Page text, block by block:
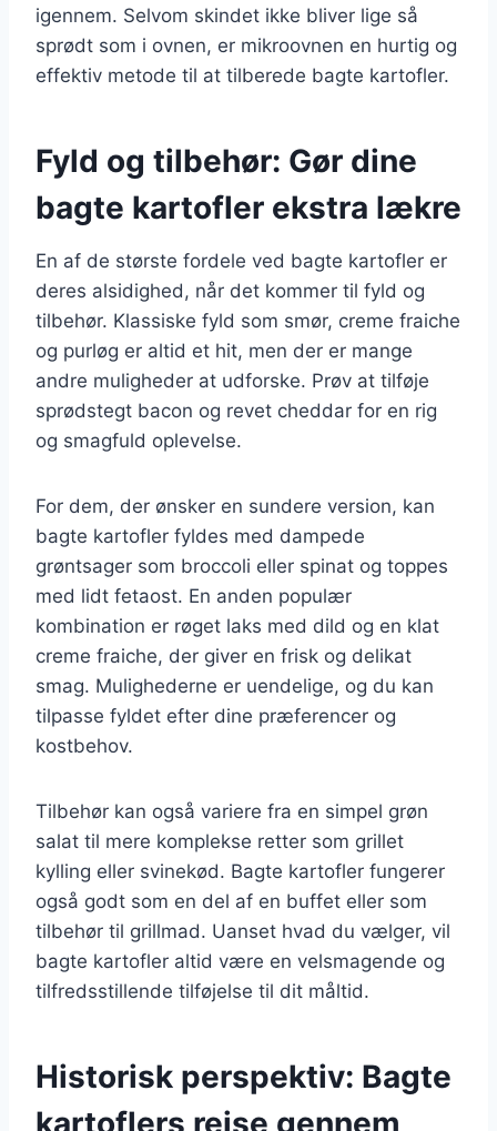
igennem. Selvom skindet ikke bliver lige så
sprødt som i ovnen, er mikroovnen en hurtig og
effektiv metode til at tilberede bagte kartofler.
Fyld og tilbehør: Gør dine
bagte kartofler ekstra lækre
En af de største fordele ved bagte kartofler er
deres alsidighed, når det kommer til fyld og
tilbehør. Klassiske fyld som smør, creme fraiche
og purløg er altid et hit, men der er mange
andre muligheder at udforske. Prøv at tilføje
sprødstegt bacon og revet cheddar for en rig
og smagfuld oplevelse.
For dem, der ønsker en sundere version, kan
bagte kartofler fyldes med dampede
grøntsager som broccoli eller spinat og toppes
med lidt fetaost. En anden populær
kombination er røget laks med dild og en klat
creme fraiche, der giver en frisk og delikat
smag. Mulighederne er uendelige, og du kan
tilpasse fyldet efter dine præferencer og
kostbehov.
Tilbehør kan også variere fra en simpel grøn
salat til mere komplekse retter som grillet
kylling eller svinekød. Bagte kartofler fungerer
også godt som en del af en buffet eller som
tilbehør til grillmad. Uanset hvad du vælger, vil
bagte kartofler altid være en velsmagende og
tilfredsstillende tilføjelse til dit måltid.
Historisk perspektiv: Bagte
kartoflers rejse gennem